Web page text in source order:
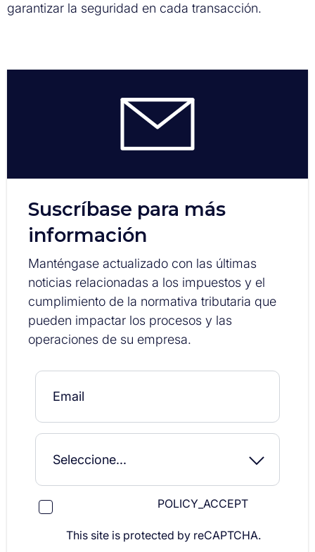
garantizar la seguridad en cada transacción.
Suscríbase para más
información
Manténgase actualizado con las últimas
noticias relacionadas a los impuestos y el
cumplimiento de la normativa tributaria que
pueden impactar los procesos y las
operaciones de su empresa.
POLICY_ACCEPT
This site is protected by reCAPTCHA.